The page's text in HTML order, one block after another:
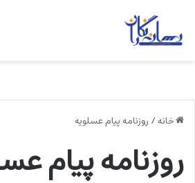
خانه/ روزنامه پیام عسلویه
روزنامه پیام